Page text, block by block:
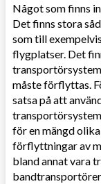
Något som finns
Det finns stora
som till
flygplatser. Det
måste förflyttas.
satsa på att
för en mängd
förflyttningar av
bland annat vara